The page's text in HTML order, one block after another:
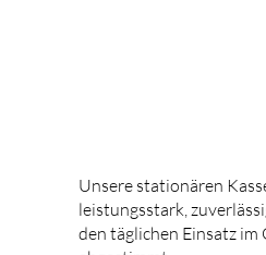
Unsere stationären
leistungsstark,
den täglichen Einsatz im